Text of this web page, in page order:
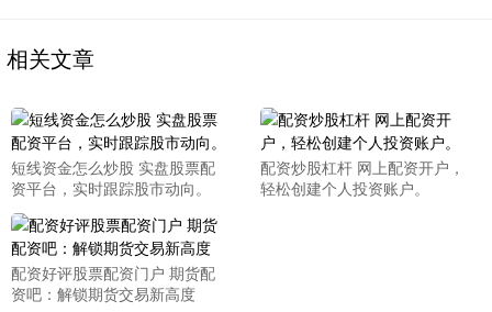
相关文章
短线资金怎么炒股 实盘股票配
资平台，实时跟踪股市动向。
配资炒股杠杆 网上配资开户，
轻松创建个人投资账户。
配资好评股票配资门户 期货配
资吧：解锁期货交易新高度